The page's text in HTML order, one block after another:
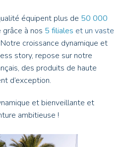
équipent plus de 50 000
à nos 5 filiales et un vaste
Notre croissance dynamique et
story, repose sur notre
des produits de haute
d’exception.
et bienveillante et
ambitieuse !